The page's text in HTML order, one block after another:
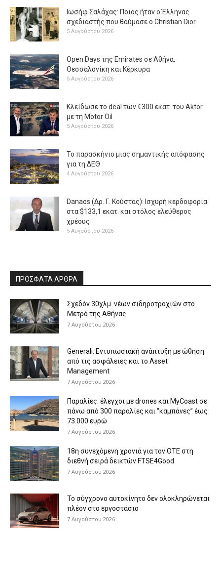
Ιωσήφ Σαλάχας: Ποιος ήταν ο Έλληνας
σχεδιαστής που θαύμασε ο Christian Dior
5 Αυγούστου 2026
Open Days της Emirates σε Αθήνα,
Θεσσαλονίκη και Κέρκυρα
5 Αυγούστου 2026
Κλείδωσε το deal των €300 εκατ. του Aktor
με τη Μotor Oil
5 Αυγούστου 2026
Το παρασκήνιο μιας σημαντικής απόφασης
για τη ΔΕΘ
4 Αυγούστου 2026
Danaos (Δρ. Γ. Κούστας): Ισχυρή κερδοφορία
στα $133,1 εκατ. και στόλος ελεύθερος
χρέους
5 Αυγούστου 2026
ΠΡΟΣΦΑΤΑ ΑΡΘΡΑ
Σχεδόν 30χλμ. νέων σιδηροτροχιών στο
Μετρό της Αθήνας
7 Αυγούστου 2026
Generali: Eντυπωσιακή ανάπτυξη με ώθηση
από τις ασφάλειες και το Asset
Management
7 Αυγούστου 2026
Παραλίες: έλεγχοι με drones και MyCoast σε
πάνω από 300 παραλίες και “καμπάνες” έως
73.000 ευρώ
7 Αυγούστου 2026
18η συνεχόμενη χρονιά για τον ΟΤΕ στη
διεθνή σειρά δεικτών FTSE4Good
7 Αυγούστου 2026
Το σύγχρονο αυτοκίνητο δεν ολοκληρώνεται
πλέον στο εργοστάσιο
7 Αυγούστου 2026